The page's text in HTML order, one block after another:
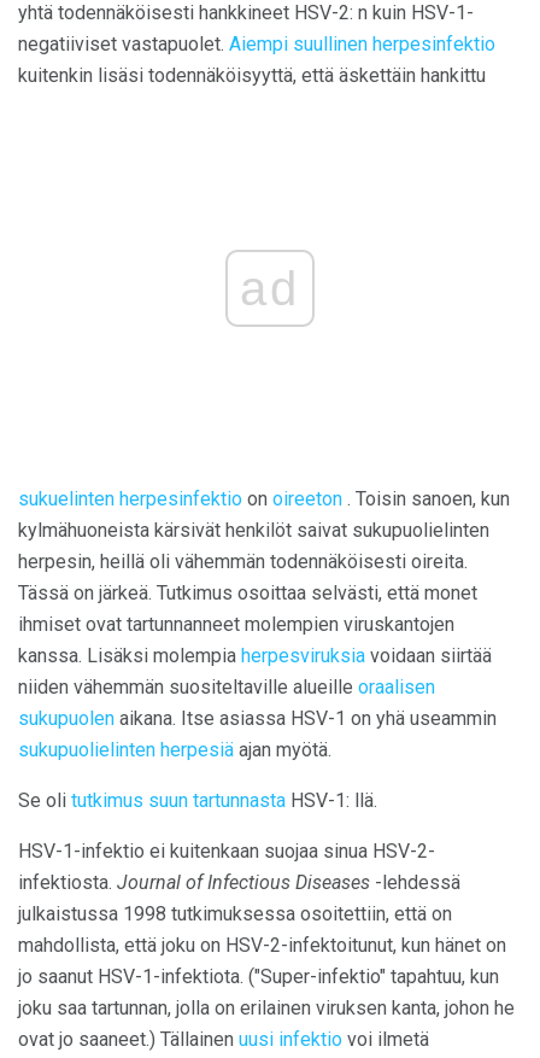
yhtä todennäköisesti hankkineet HSV-2: n kuin HSV-1-
negatiiviset vastapuolet. Aiempi suullinen herpesinfektio
kuitenkin lisäsi todennäköisyyttä, että äskettäin hankittu
ad
sukuelinten herpesinfektio on oireeton . Toisin sanoen, kun
kylmähuoneista kärsivät henkilöt saivat sukupuolielinten
herpesin, heillä oli vähemmän todennäköisesti oireita.
Tässä on järkeä. Tutkimus osoittaa selvästi, että monet
ihmiset ovat tartunnanneet molempien viruskantojen
kanssa. Lisäksi molempia herpesviruksia voidaan siirtää
niiden vähemmän suositeltaville alueille oraalisen
sukupuolen aikana. Itse asiassa HSV-1 on yhä useammin
sukupuolielinten herpesiä ajan myötä.
Se oli tutkimus suun tartunnasta HSV-1: llä.
HSV-1-infektio ei kuitenkaan suojaa sinua HSV-2-
infektiosta. Journal of Infectious Diseases -lehdessä
julkaistussa 1998 tutkimuksessa osoitettiin, että on
mahdollista, että joku on HSV-2-infektoitunut, kun hänet on
jo saanut HSV-1-infektiota. ("Super-infektio" tapahtuu, kun
joku saa tartunnan, jolla on erilainen viruksen kanta, johon he
ovat jo saaneet.) Tällainen uusi infektio voi ilmetä